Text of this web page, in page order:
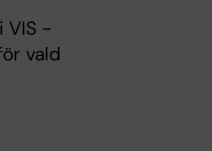
VIS -
vald